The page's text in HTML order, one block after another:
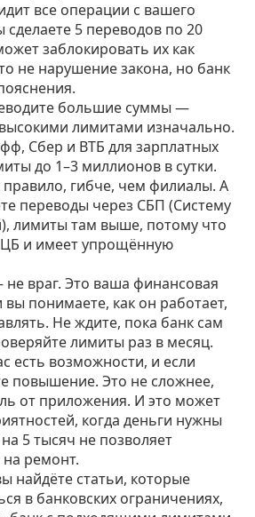
все операции с вашего
сделаете 5 переводов по 20
заблокировать их как
не нарушение закона, но банк
большие суммы —
лимитами изначально.
Сбер и ВТБ для зарплатных
до 1–3 миллионов в сутки.
гибче, чем филиалы. А
переводы через СБП (Систему
лимиты там выше, потому что
ЦБ и имеет упрощённую
враг. Это ваша финансовая
вы понимаете, как он работает,
Не ждите, пока банк сам
лимиты раз в месяц.
есть возможности, и если
повышение. Это не сложнее,
от приложения. И это может
когда деньги нужны
5 тысяч не позволяет
на ремонт.
найдёте статьи, которые
в банковских ограничениях,